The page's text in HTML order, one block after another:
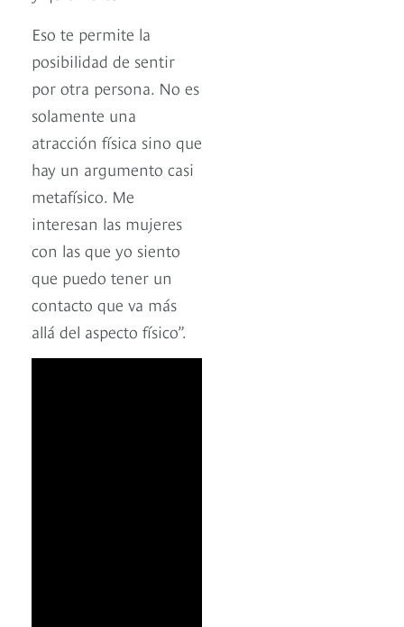
Eso te permite la
posibilidad de sentir
por otra persona. No es
solamente una
atracción física sino que
hay un argumento casi
metafísico. Me
interesan las mujeres
con las que yo siento
que puedo tener un
contacto que va más
allá del aspecto físico”.